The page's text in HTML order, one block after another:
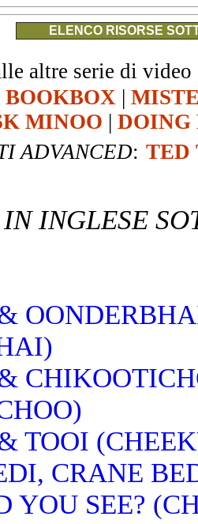
ELENCO RISORSE
altre serie di
BOOKBOX |
MINOO | DOING
ADVANCED: TED
INGLESE
TOOI
CRANE
YOU SEE?